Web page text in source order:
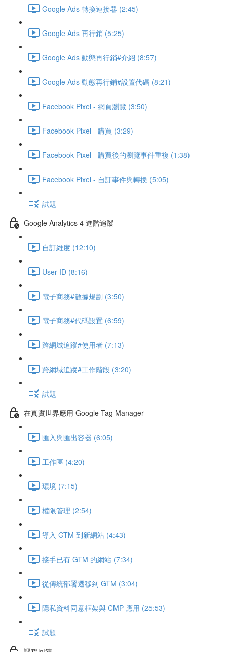
Google Ads 轉換連接器 (2:45)
Google Ads 再行銷 (5:25)
Google Ads 動態再行銷#介紹 (8:57)
Google Ads 動態再行銷#設置代碼 (8:21)
Facebook Pixel - 網頁瀏覽 (3:50)
Facebook Pixel - 購買 (3:29)
Facebook Pixel - 購買後的瀏覽事件重複 (1:38)
Facebook Pixel - 自訂事件與轉換 (5:05)
試題
Google Analytics 4 進階追蹤
自訂維度 (12:10)
User ID (8:16)
電子商務#數據規劃 (3:50)
電子商務#代碼設置 (6:59)
跨網域追蹤#使用者 (7:13)
跨網域追蹤#工作階段 (3:20)
試題
在真實世界應用 Google Tag Manager
匯入與匯出容器 (6:05)
工作區 (4:20)
環境 (7:15)
權限管理 (2:54)
導入 GTM 到新網站 (4:43)
接手已有 GTM 的網站 (7:34)
從傳統部署遷移到 GTM (3:04)
隱私資料同意框架與 CMP 應用 (25:53)
試題